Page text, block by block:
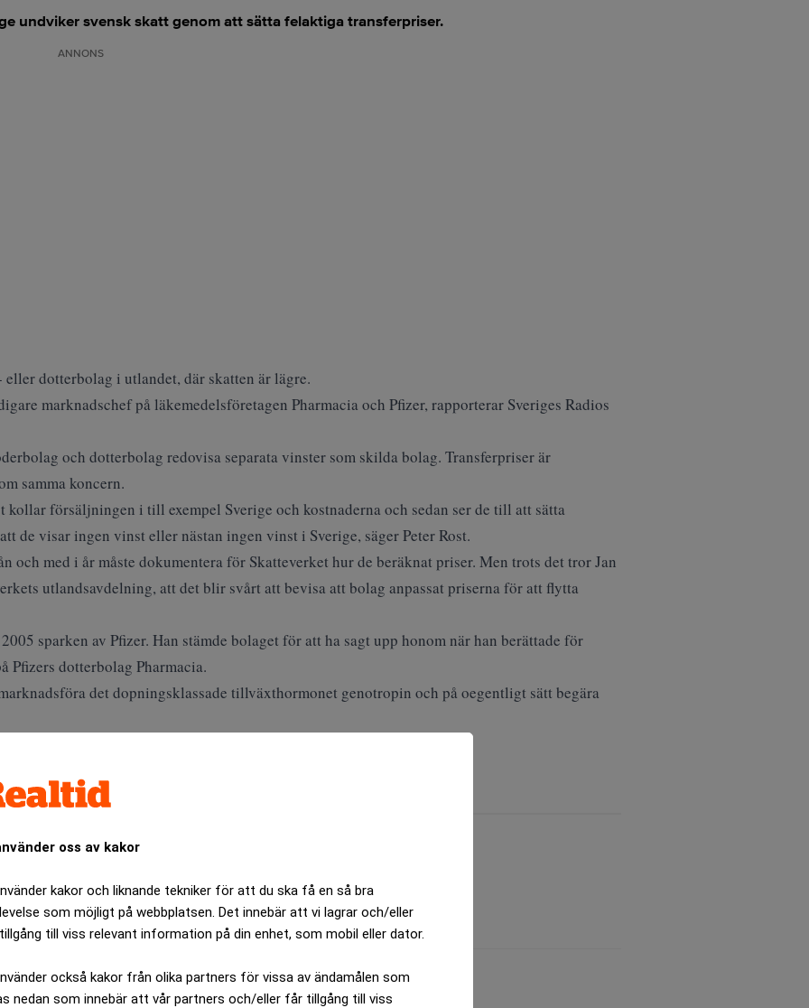
oss av kakor
kakor och liknande tekniker för att du ska få en så bra
som möjligt på webbplatsen. Det innebär att vi lagrar och/eller
till viss relevant information på din enhet, som mobil eller dator.
också kakor från olika partners för vissa av ändamålen som
nedan som innebär att vår partners och/eller får tillgång till viss
undviker svensk skatt genom att sätta felaktiga transferpriser.
ANNONS
dotterbolag i utlandet, där skatten är lägre.
marknadschef på läkemedelsföretagen Pharmacia och Pfizer, rapporterar Sveriges Radios
och dotterbolag redovisa separata vinster som skilda bolag. Transferpriser är
samma koncern.
försäljningen i till exempel Sverige och kostnaderna och sedan ser de till att sätta
de visar ingen vinst eller nästan ingen vinst i Sverige, säger Peter Rost.
och med i år måste dokumentera för Skatteverket hur de beräknat priser. Men trots det tror Jan
utlandsavdelning, att det blir svårt att bevisa att bolag anpassat priserna för att flytta
sparken av Pfizer. Han stämde bolaget för att ha sagt upp honom när han berättade för
Pfizers dotterbolag Pharmacia.
det dopningsklassade tillväxthormonet genotropin och på oegentligt sätt begära
är kostnadsfritt: